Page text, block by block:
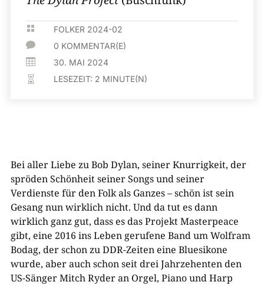
 FOLKER 2024-02
 0 KOMMENTAR(E)
 30. MAI 2024
 LESEZEIT: 2 MINUTE(N)
Bei aller Liebe zu Bob Dylan, seiner Knurrigkeit, der
spröden Schönheit seiner Songs und seiner
Verdienste für den Folk als Ganzes – schön ist sein
Gesang nun wirklich nicht. Und da tut es dann
wirklich ganz gut, dass es das Projekt Masterpeace
gibt, eine 2016 ins Leben gerufene Band um Wolfram
Bodag, der schon zu DDR-Zeiten eine Bluesikone
wurde, aber auch schon seit drei Jahrzehenten den
US-Sänger Mitch Ryder an Orgel, Piano und Harp